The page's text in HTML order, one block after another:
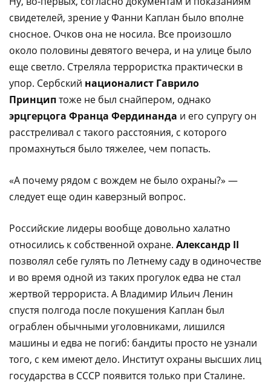
свидетелей, зрение у Фанни Каплан было вполне
сносное. Очков она не носила. Все произошло
около половины девятого вечера, и на улице было
еще светло. Стреляла террористка практически в
упор. Сербский националист Гаврило
Принциптоже не был снайпером, однако
эрцгерцога Франца Фердинанда и его супругу он
расстреливал с такого расстояния, с которого
промахнуться было тяжелее, чем попасть.
«А почему рядом с вождем не было охраны?» —
следует еще один каверзный вопрос.
Российские лидеры вообще довольно халатно
относились к собственной охране. Александр II
позволял себе гулять по Летнему саду в одиночестве
и во время одной из таких прогулок едва не стал
жертвой террориста. А Владимир Ильич Ленин
спустя полгода после покушения Каплан был
ограблен обычными уголовниками, лишился
машины и едва не погиб: бандиты просто не узнали
того, с кем имеют дело. Институт охраны высших лиц
государства в СССР появится только при Сталине.